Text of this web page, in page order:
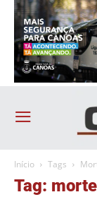
Início Tags
Tag: